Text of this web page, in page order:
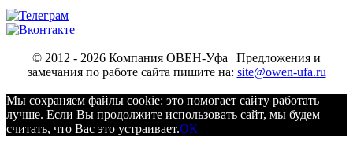
© 2012 - 2026 Компания ОВЕН-Уфа | Предложения и
замечания по работе сайта пишите на: site@owen-ufa.ru
Мы cохраняем файлы cookie: это помогает сайту работать
лучше. Если Вы продолжите использовать сайт, мы будем
считать, что Вас это устраивает.ОК